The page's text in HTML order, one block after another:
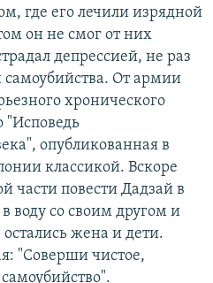
где его лечили изрядной
он не смог от них
депрессией, не раз
От армии
хронического
"Исповедь
опубликованная в
классикой. Вскоре
части повести Дадзай в
воду со своим другом и
жена и дети.
"Соверши чистое,